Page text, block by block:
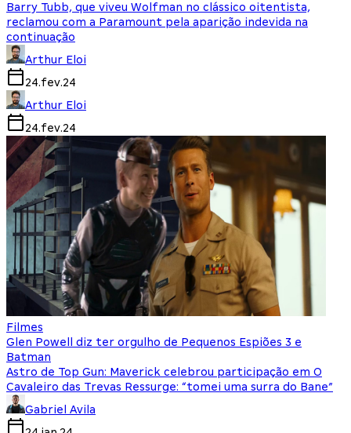
Barry Tubb, que viveu Wolfman no clássico oitentista,
reclamou com a Paramount pela aparição indevida na
continuação
Arthur Eloi
24.fev.24
Arthur Eloi
24.fev.24
Filmes
Glen Powell diz ter orgulho de Pequenos Espiões 3 e
Batman
Astro de Top Gun: Maverick celebrou participação em O
Cavaleiro das Trevas Ressurge: “tomei uma surra do Bane”
Gabriel Avila